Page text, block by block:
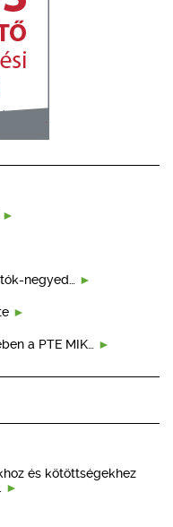
negyed…
a PTE MIK…
és kötöttségekhez